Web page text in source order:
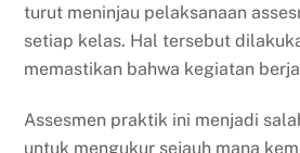
turut meninjau pelaksanaan
setiap kelas. Hal tersebut
memastikan bahwa kegiatan
Assesmen praktik ini menjadi
untuk mengukur sejauh mana